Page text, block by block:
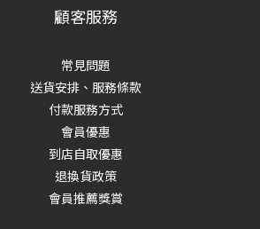
顧客服務
常見問題
送貨安排、服務條款
付款服務方式
會員優惠
到店自取優惠
退換貨政策
會員推薦獎賞